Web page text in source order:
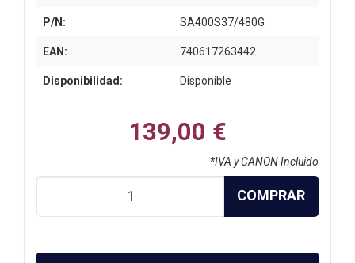
P/N: SA400S37/480G
EAN: 740617263442
Disponibilidad: Disponible
139,00 €
*IVA y CANON Incluido
COMPRAR